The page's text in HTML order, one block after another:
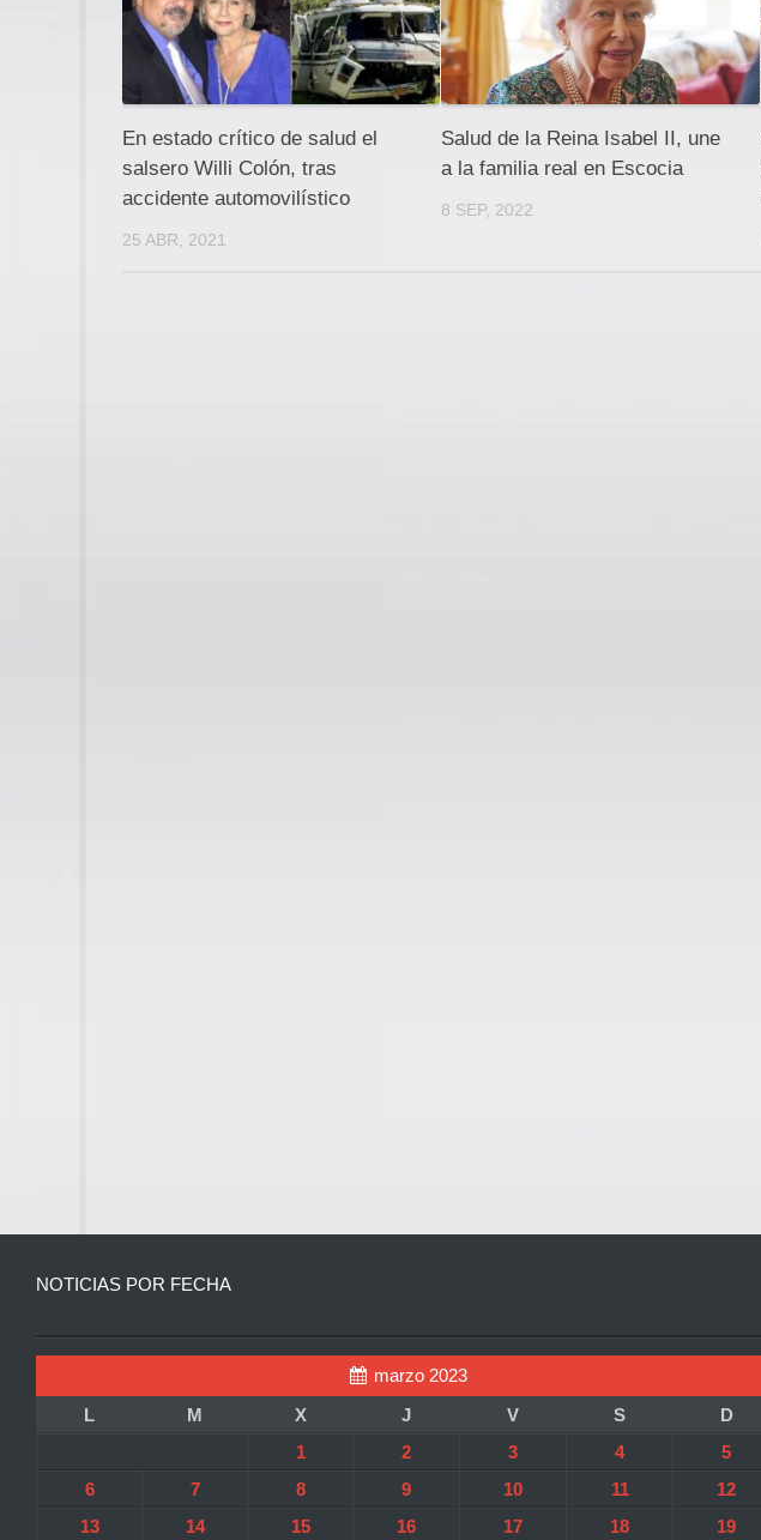
En estado crítico de salud el
salsero Willi Colón, tras
accidente automovilístico
25 ABR, 2021
Salud de la Reina Isabel II, une
a la familia real en Escocia
8 SEP, 2022
NOTICIAS POR FECHA
marzo 2023
L
M X J V S
D
1
2 3 4
5
6
7 8 9 10 11
12
13
14 15 16 17 18 19